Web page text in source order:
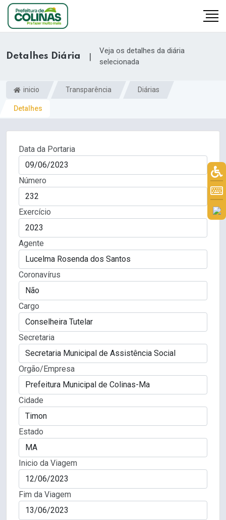
Detalhes Diária |
Veja os detalhes da diária
selecionada
inicio Transparência Diárias
Detalhes
Data da Portaria
Número
Exercício
Agente
Coronavírus
Cargo
Secretaria
Orgão/Empresa
Cidade
Estado
Inicio da Viagem
Fim da Viagem